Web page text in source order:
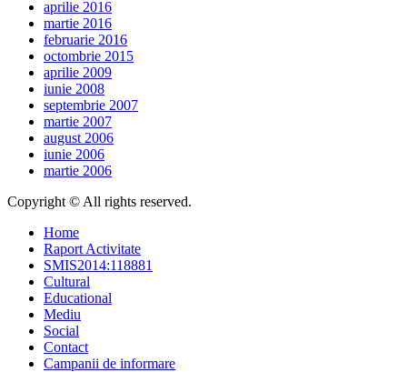
aprilie 2016
martie 2016
februarie 2016
octombrie 2015
aprilie 2009
iunie 2008
septembrie 2007
martie 2007
august 2006
iunie 2006
martie 2006
Copyright © All rights reserved.
Home
Raport Activitate
SMIS2014:118881
Cultural
Educational
Mediu
Social
Contact
Campanii de informare